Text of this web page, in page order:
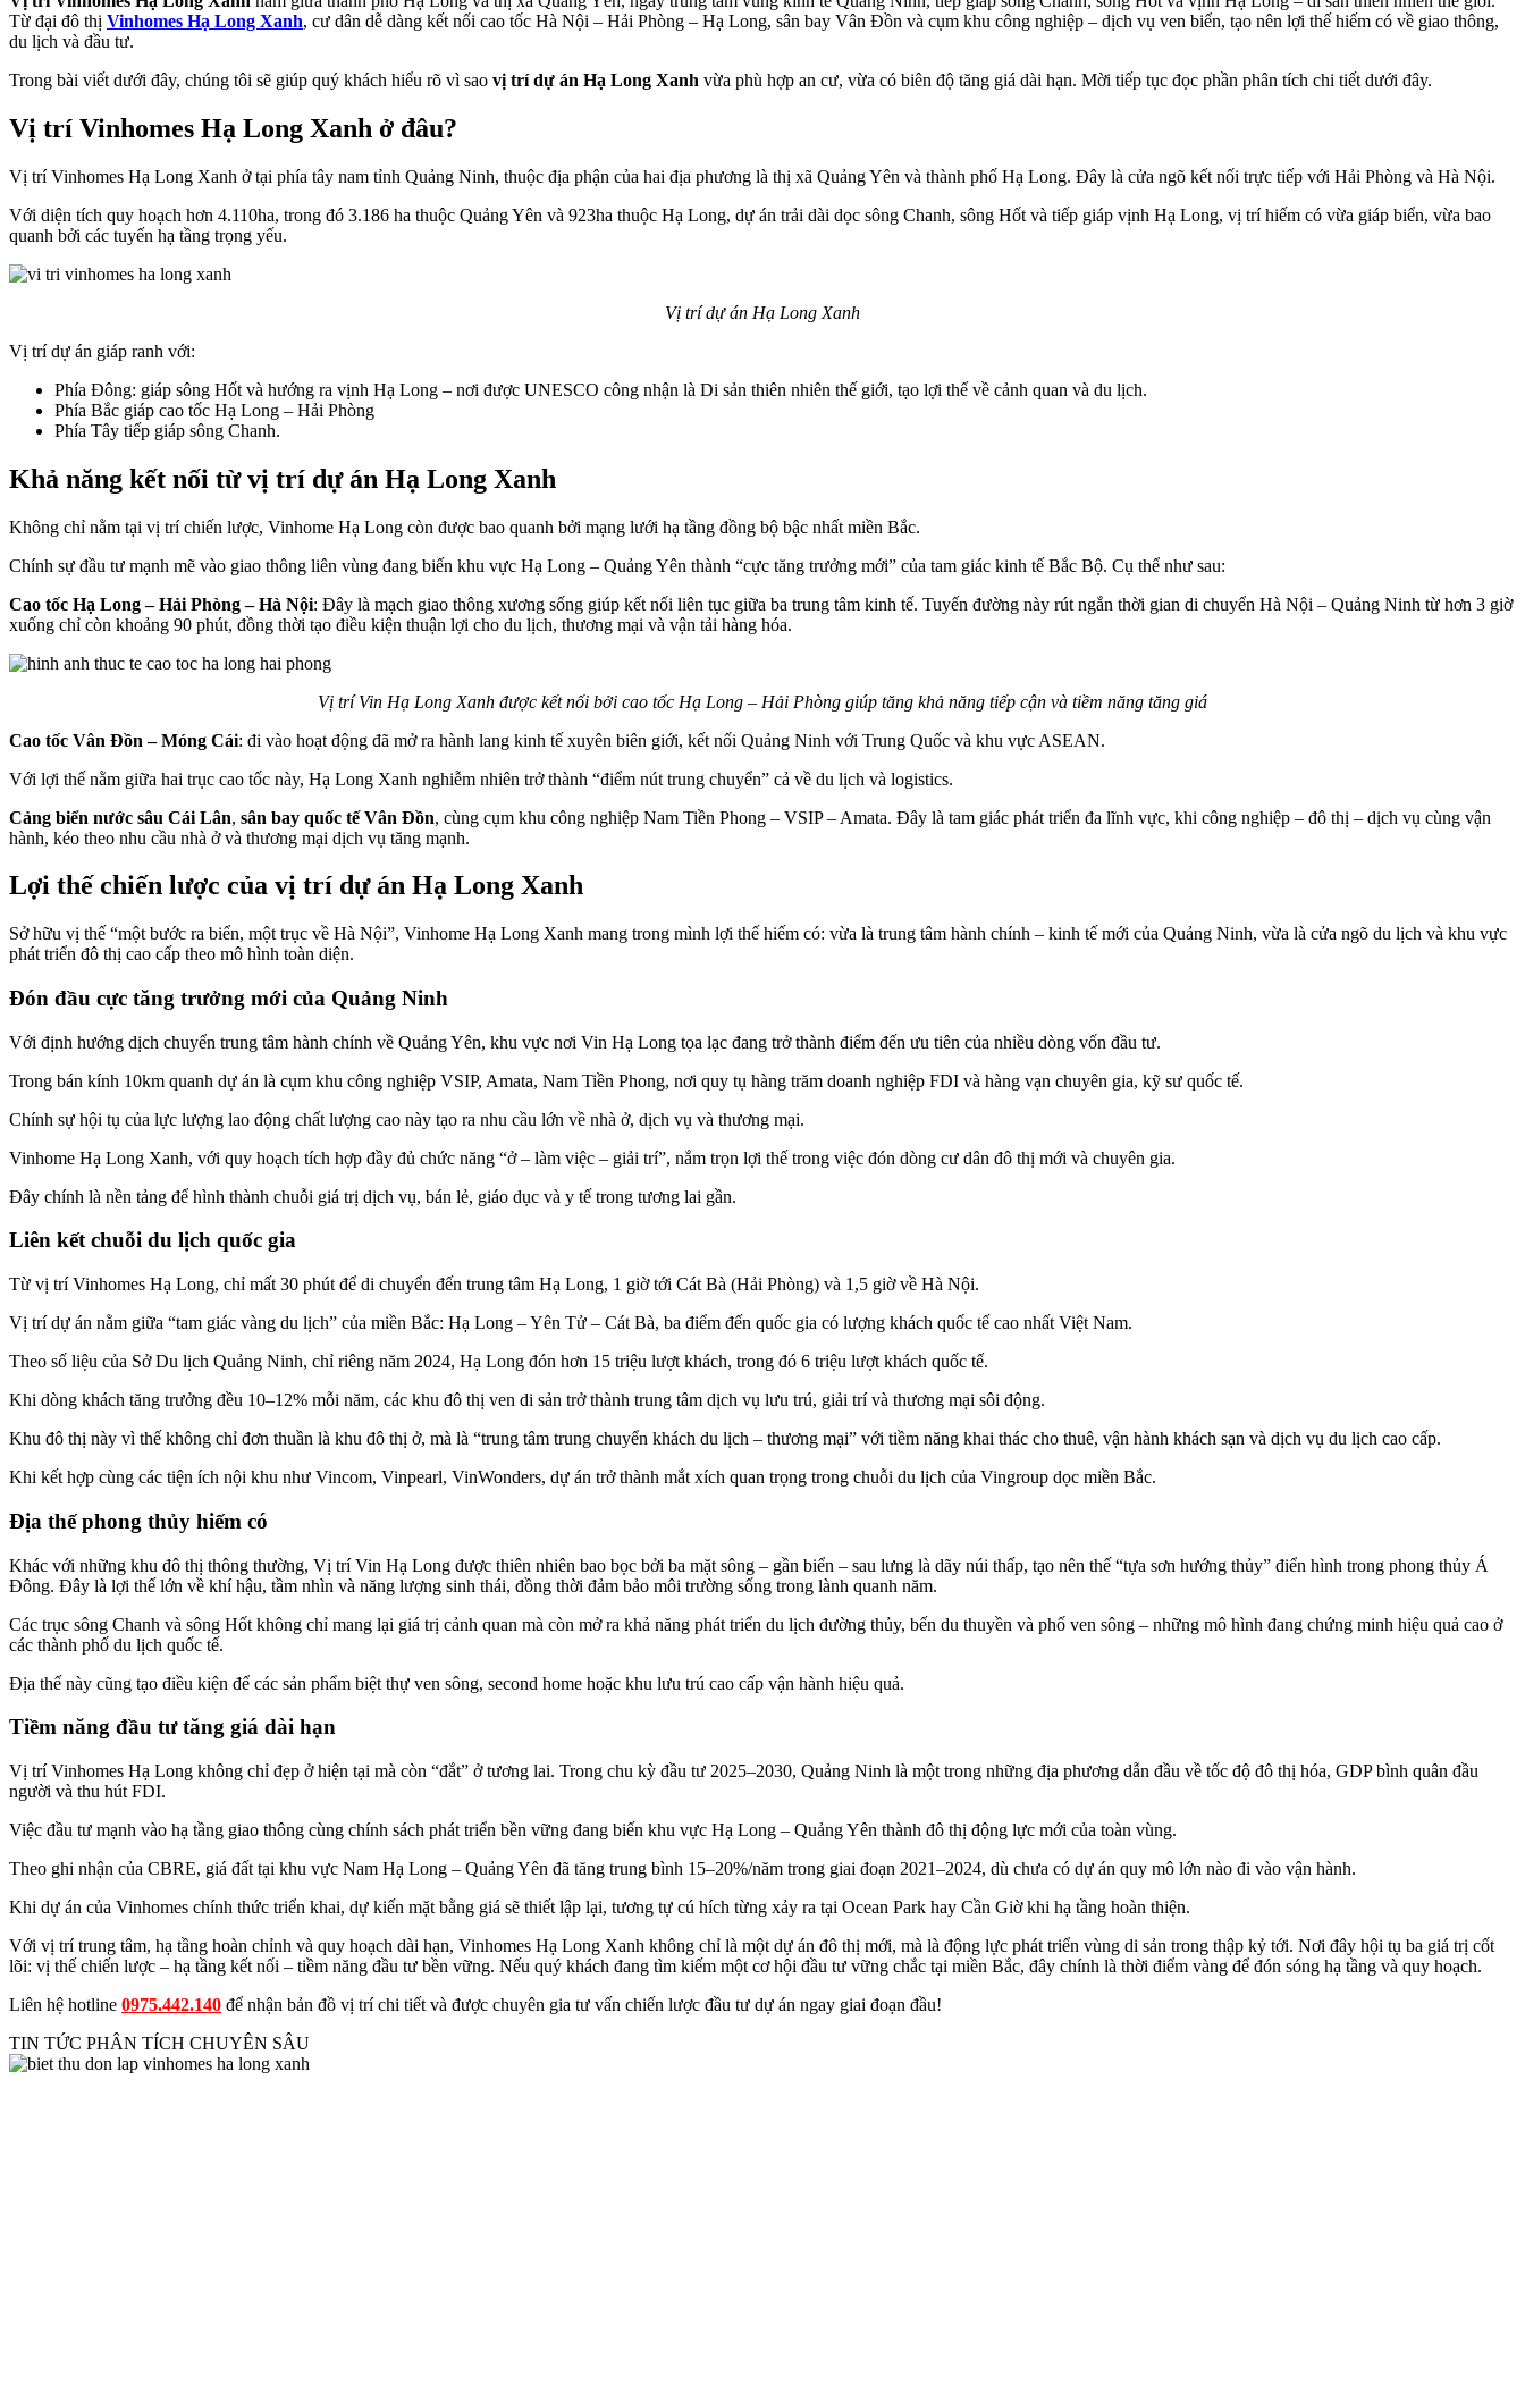
Từ đại đô thị Vinhomes Hạ Long Xanh, cư dân dễ dàng kết nối cao tốc Hà Nội – Hải Phòng – Hạ Long, sân bay Vân Đồn và cụm khu công nghiệp – dịch vụ ven biển, tạo nên lợi thế hiếm có về giao thông,
du lịch và đầu tư.
Trong bài viết dưới đây, chúng tôi sẽ giúp quý khách hiểu rõ vì sao vị trí dự án Hạ Long Xanh vừa phù hợp an cư, vừa có biên độ tăng giá dài hạn. Mời tiếp tục đọc phần phân tích chi tiết dưới đây.
Vị trí Vinhomes Hạ Long Xanh ở đâu?
Vị trí Vinhomes Hạ Long Xanh ở tại phía tây nam tỉnh Quảng Ninh, thuộc địa phận của hai địa phương là thị xã Quảng Yên và thành phố Hạ Long. Đây là cửa ngõ kết nối trực tiếp với Hải Phòng và Hà Nội.
Với diện tích quy hoạch hơn 4.110ha, trong đó 3.186 ha thuộc Quảng Yên và 923ha thuộc Hạ Long, dự án trải dài dọc sông Chanh, sông Hốt và tiếp giáp vịnh Hạ Long, vị trí hiếm có vừa giáp biển, vừa bao
quanh bởi các tuyến hạ tầng trọng yếu.
Vị trí dự án Hạ Long Xanh
Vị trí dự án giáp ranh với:
Phía Đông: giáp sông Hốt và hướng ra vịnh Hạ Long – nơi được UNESCO công nhận là Di sản thiên nhiên thế giới, tạo lợi thế về cảnh quan và du lịch.
Phía Bắc giáp cao tốc Hạ Long – Hải Phòng
Phía Tây tiếp giáp sông Chanh.
Khả năng kết nối từ vị trí dự án Hạ Long Xanh
Không chỉ nằm tại vị trí chiến lược, Vinhome Hạ Long còn được bao quanh bởi mạng lưới hạ tầng đồng bộ bậc nhất miền Bắc.
Chính sự đầu tư mạnh mẽ vào giao thông liên vùng đang biến khu vực Hạ Long – Quảng Yên thành “cực tăng trưởng mới” của tam giác kinh tế Bắc Bộ. Cụ thể như sau:
Cao tốc Hạ Long – Hải Phòng – Hà Nội: Đây là mạch giao thông xương sống giúp kết nối liên tục giữa ba trung tâm kinh tế. Tuyến đường này rút ngắn thời gian di chuyển Hà Nội – Quảng Ninh từ hơn 3 giờ
xuống chỉ còn khoảng 90 phút, đồng thời tạo điều kiện thuận lợi cho du lịch, thương mại và vận tải hàng hóa.
Vị trí Vin Hạ Long Xanh được kết nối bởi cao tốc Hạ Long – Hải Phòng giúp tăng khả năng tiếp cận và tiềm năng tăng giá
Cao tốc Vân Đồn – Móng Cái: đi vào hoạt động đã mở ra hành lang kinh tế xuyên biên giới, kết nối Quảng Ninh với Trung Quốc và khu vực ASEAN.
Với lợi thế nằm giữa hai trục cao tốc này, Hạ Long Xanh nghiễm nhiên trở thành “điểm nút trung chuyển” cả về du lịch và logistics.
Cảng biển nước sâu Cái Lân, sân bay quốc tế Vân Đồn, cùng cụm khu công nghiệp Nam Tiền Phong – VSIP – Amata. Đây là tam giác phát triển đa lĩnh vực, khi công nghiệp – đô thị – dịch vụ cùng vận
hành, kéo theo nhu cầu nhà ở và thương mại dịch vụ tăng mạnh.
Lợi thế chiến lược của vị trí dự án Hạ Long Xanh
Sở hữu vị thế “một bước ra biển, một trục về Hà Nội”, Vinhome Hạ Long Xanh mang trong mình lợi thế hiếm có: vừa là trung tâm hành chính – kinh tế mới của Quảng Ninh, vừa là cửa ngõ du lịch và khu vực
phát triển đô thị cao cấp theo mô hình toàn diện.
Đón đầu cực tăng trưởng mới của Quảng Ninh
Với định hướng dịch chuyển trung tâm hành chính về Quảng Yên, khu vực nơi Vin Hạ Long tọa lạc đang trở thành điểm đến ưu tiên của nhiều dòng vốn đầu tư.
Trong bán kính 10km quanh dự án là cụm khu công nghiệp VSIP, Amata, Nam Tiền Phong, nơi quy tụ hàng trăm doanh nghiệp FDI và hàng vạn chuyên gia, kỹ sư quốc tế.
Chính sự hội tụ của lực lượng lao động chất lượng cao này tạo ra nhu cầu lớn về nhà ở, dịch vụ và thương mại.
Vinhome Hạ Long Xanh, với quy hoạch tích hợp đầy đủ chức năng “ở – làm việc – giải trí”, nắm trọn lợi thế trong việc đón dòng cư dân đô thị mới và chuyên gia.
Đây chính là nền tảng để hình thành chuỗi giá trị dịch vụ, bán lẻ, giáo dục và y tế trong tương lai gần.
Liên kết chuỗi du lịch quốc gia
Từ vị trí Vinhomes Hạ Long, chỉ mất 30 phút để di chuyển đến trung tâm Hạ Long, 1 giờ tới Cát Bà (Hải Phòng) và 1,5 giờ về Hà Nội.
Vị trí dự án nằm giữa “tam giác vàng du lịch” của miền Bắc: Hạ Long – Yên Tử – Cát Bà, ba điểm đến quốc gia có lượng khách quốc tế cao nhất Việt Nam.
Theo số liệu của Sở Du lịch Quảng Ninh, chỉ riêng năm 2024, Hạ Long đón hơn 15 triệu lượt khách, trong đó 6 triệu lượt khách quốc tế.
Khi dòng khách tăng trưởng đều 10–12% mỗi năm, các khu đô thị ven di sản trở thành trung tâm dịch vụ lưu trú, giải trí và thương mại sôi động.
Khu đô thị này vì thế không chỉ đơn thuần là khu đô thị ở, mà là “trung tâm trung chuyển khách du lịch – thương mại” với tiềm năng khai thác cho thuê, vận hành khách sạn và dịch vụ du lịch cao cấp.
Khi kết hợp cùng các tiện ích nội khu như Vincom, Vinpearl, VinWonders, dự án trở thành mắt xích quan trọng trong chuỗi du lịch của Vingroup dọc miền Bắc.
Địa thế phong thủy hiếm có
Khác với những khu đô thị thông thường, Vị trí Vin Hạ Long được thiên nhiên bao bọc bởi ba mặt sông – gần biển – sau lưng là dãy núi thấp, tạo nên thế “tựa sơn hướng thủy” điển hình trong phong thủy Á
Đông. Đây là lợi thế lớn về khí hậu, tầm nhìn và năng lượng sinh thái, đồng thời đảm bảo môi trường sống trong lành quanh năm.
Các trục sông Chanh và sông Hốt không chỉ mang lại giá trị cảnh quan mà còn mở ra khả năng phát triển du lịch đường thủy, bến du thuyền và phố ven sông – những mô hình đang chứng minh hiệu quả cao ở
các thành phố du lịch quốc tế.
Địa thế này cũng tạo điều kiện để các sản phẩm biệt thự ven sông, second home hoặc khu lưu trú cao cấp vận hành hiệu quả.
Tiềm năng đầu tư tăng giá dài hạn
Vị trí Vinhomes Hạ Long không chỉ đẹp ở hiện tại mà còn “đắt” ở tương lai. Trong chu kỳ đầu tư 2025–2030, Quảng Ninh là một trong những địa phương dẫn đầu về tốc độ đô thị hóa, GDP bình quân đầu
người và thu hút FDI.
Việc đầu tư mạnh vào hạ tầng giao thông cùng chính sách phát triển bền vững đang biến khu vực Hạ Long – Quảng Yên thành đô thị động lực mới của toàn vùng.
Theo ghi nhận của CBRE, giá đất tại khu vực Nam Hạ Long – Quảng Yên đã tăng trung bình 15–20%/năm trong giai đoạn 2021–2024, dù chưa có dự án quy mô lớn nào đi vào vận hành.
Khi dự án của Vinhomes chính thức triển khai, dự kiến mặt bằng giá sẽ thiết lập lại, tương tự cú hích từng xảy ra tại Ocean Park hay Cần Giờ khi hạ tầng hoàn thiện.
Với vị trí trung tâm, hạ tầng hoàn chỉnh và quy hoạch dài hạn, Vinhomes Hạ Long Xanh không chỉ là một dự án đô thị mới, mà là động lực phát triển vùng di sản trong thập kỷ tới. Nơi đây hội tụ ba giá trị cốt
lõi: vị thế chiến lược – hạ tầng kết nối – tiềm năng đầu tư bền vững. Nếu quý khách đang tìm kiếm một cơ hội đầu tư vững chắc tại miền Bắc, đây chính là thời điểm vàng để đón sóng hạ tầng và quy hoạch.
Liên hệ hotline 0975.442.140 để nhận bản đồ vị trí chi tiết và được chuyên gia tư vấn chiến lược đầu tư dự án ngay giai đoạn đầu!
TIN TỨC PHÂN TÍCH CHUYÊN SÂU